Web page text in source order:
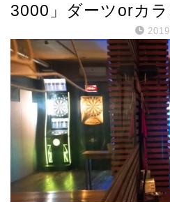
3000」ダーツorカ